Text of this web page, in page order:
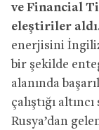
ve Financial
eleştiriler
enerjisini İngiliz
bir şekilde
alanında
çalıştığı
Rusya’dan